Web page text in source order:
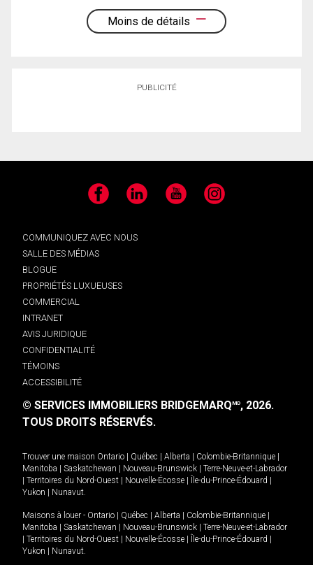
Moins de détails
PUBLICITÉ
Facebook LinkedIn YouTube Instagram
COMMUNIQUEZ AVEC NOUS
SALLE DES MÉDIAS
BLOGUE
PROPRIÉTÉS LUXUEUSES
COMMERCIAL
INTRANET
AVIS JURIDIQUE
CONFIDENTIALITÉ
TÉMOINS
ACCESSIBILITÉ
© SERVICES IMMOBILIERS BRIDGEMARQMD, 2026.
TOUS DROITS RÉSERVÉS.
Trouver une maison Ontario | Québec | Alberta | Colombie-Britannique |
Manitoba | Saskatchewan | Nouveau-Brunswick | Terre-Neuve-et-Labrador
| Territoires du Nord-Ouest | Nouvelle-Écosse | Île-du-Prince-Édouard |
Yukon | Nunavut
Maisons à louer - Ontario | Québec | Alberta | Colombie-Britannique |
Manitoba | Saskatchewan | Nouveau-Brunswick | Terre-Neuve-et-Labrador
| Territoires du Nord-Ouest | Nouvelle-Écosse | Île-du-Prince-Édouard |
Yukon | Nunavut